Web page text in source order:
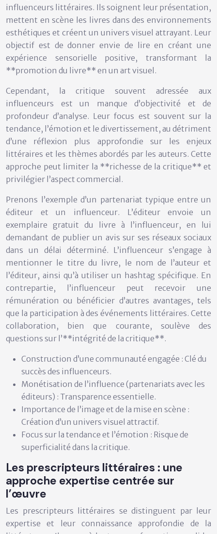
influenceurs littéraires. Ils soignent leur présentation,
mettent en scène les livres dans des environnements
esthétiques et créent un univers visuel attrayant. Leur
objectif est de donner envie de lire en créant une
expérience sensorielle positive, transformant la
**promotion du livre** en un art visuel.
Cependant, la critique souvent adressée aux
influenceurs est un manque d’objectivité et de
profondeur d’analyse. Leur focus est souvent sur la
tendance, l’émotion et le divertissement, au détriment
d’une réflexion plus approfondie sur les enjeux
littéraires et les thèmes abordés par les auteurs. Cette
approche peut limiter la **richesse de la critique** et
privilégier l’aspect commercial.
Prenons l’exemple d’un partenariat typique entre un
éditeur et un influenceur. L’éditeur envoie un
exemplaire gratuit du livre à l’influenceur, en lui
demandant de publier un avis sur ses réseaux sociaux
dans un délai déterminé. L’influenceur s’engage à
mentionner le titre du livre, le nom de l’auteur et
l’éditeur, ainsi qu’à utiliser un hashtag spécifique. En
contrepartie, l’influenceur peut recevoir une
rémunération ou bénéficier d’autres avantages, tels
que la participation à des événements littéraires. Cette
collaboration, bien que courante, soulève des
questions sur l’**intégrité de la critique**.
Construction d’une communauté engagée : Clé du
succès des influenceurs.
Monétisation de l’influence (partenariats avec les
éditeurs) : Transparence essentielle.
Importance de l’image et de la mise en scène :
Création d’un univers visuel attractif.
Focus sur la tendance et l’émotion : Risque de
superficialité dans la critique.
Les prescripteurs littéraires : une
approche expertise centrée sur
l’œuvre
Les prescripteurs littéraires se distinguent par leur
expertise et leur connaissance approfondie de la